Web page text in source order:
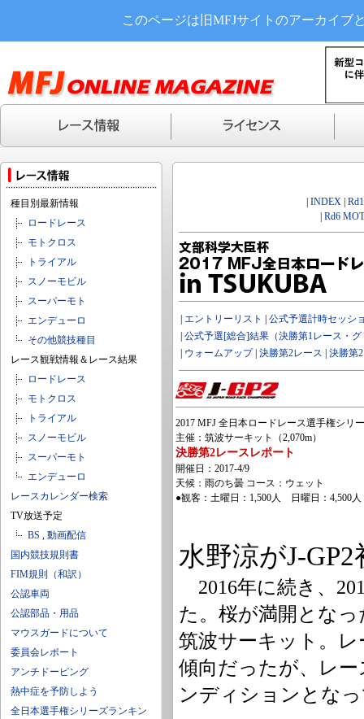
このページは旧MFJサイトのアーカイブ
種目別最新情報
ロードレース
モトクロス
トライアル
スノーモビル
スーパーモト
エンデューロ
その他競技種目
レース観戦情報＆レース結果
ロードレース
モトクロス
トライアル
スノーモビル
スーパーモト
エンデューロ
レースカレンダー検索
TV放送予定
BS , 動画配信
国内競技規則書
FIM規則（和訳）
公認車両
公認部品・用品
マウスガードについて
委員会レポート
アンチドーピング
熱中症を予防しよう
全日本選手権シリーズランキン
INDEX
Rd6
エントリーリスト
公式予選計時セッシ
公式予選[総合]結果（決勝第1レース・
ウォームアップ| 決勝第2レース 決勝第
2017 MFJ 全日本ロードレース選手権シリ
主催：筑波サーキット（2,070m）
決勝第2レースレポート
開催日：2017-4/9
天候：雨のち曇 コース：ウェット
●観客：土曜日：1,500人 日曜日：4,500人
水野涼がJ-
2016年に続き、
た。桜が満開とな
筑波サーキット。
傾向だったが、レ
ンディションとな